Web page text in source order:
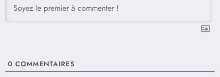
0 COMMENTAIRES